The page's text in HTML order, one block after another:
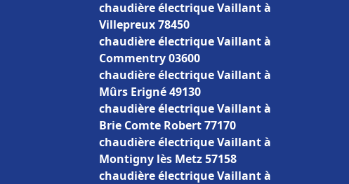
chaudière électrique Vaillant à
Villepreux 78450
chaudière électrique Vaillant à
Commentry 03600
chaudière électrique Vaillant à
Mûrs Erigné 49130
chaudière électrique Vaillant à
Brie Comte Robert 77170
chaudière électrique Vaillant à
Montigny lès Metz 57158
chaudière électrique Vaillant à